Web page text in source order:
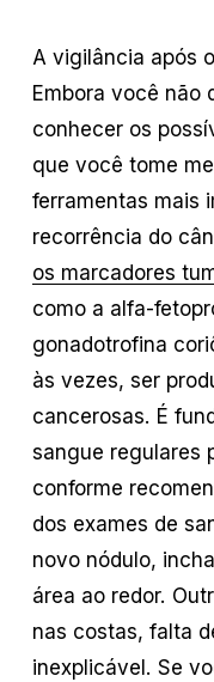
A vigilância após
Embora você não
conhecer os
que você tome
ferramentas mais
recorrência do
os marcadores
como a alfa-
gonadotrofina
às vezes, ser
cancerosas. É
sangue regulares
conforme
dos exames de
novo nódulo,
área ao redor.
nas costas, falta
inexplicável. Se